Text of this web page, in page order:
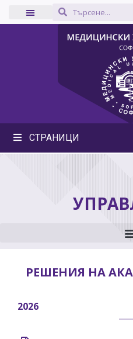
СТРАНИЦИ
РЕШЕНИЯ НА
2026